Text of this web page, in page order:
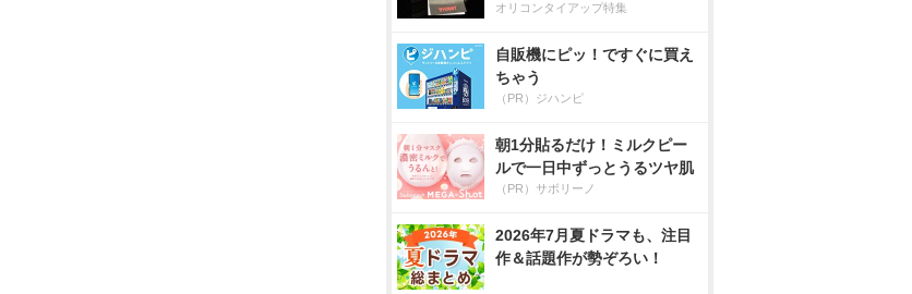
オリコンタイアップ特集
自販機にピッ！ですぐに買え
ちゃう
（PR）ジハンピ
朝1分貼るだけ！ミルクピー
ルで一日中ずっとうるツヤ肌
（PR）サボリーノ
2026年7月夏ドラマも、注目
作＆話題作が勢ぞろい！